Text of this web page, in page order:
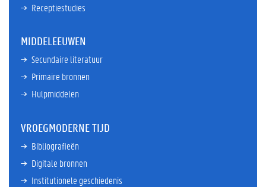
Receptiestudies
MIDDELEEUWEN
Secundaire literatuur
Primaire bronnen
Hulpmiddelen
VROEGMODERNE TIJD
Bibliografieën
Digitale bronnen
Institutionele geschiedenis